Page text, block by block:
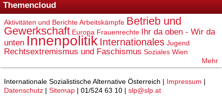
Themencloud
Aktivitäten und BerichteArbeitskämpfe Betrieb und
Gewerkschaft Europa Frauenrechte Ihr da oben - Wir da
unten Innenpolitik Internationales Jugend
Rechtsextremismus und Faschismus Soziales Wien
Mehr
Internationale Sozialistische Alternative Österreich | Impressum |
Datenschutz | Sitemap | 01/524 63 10 | slp@slp.at